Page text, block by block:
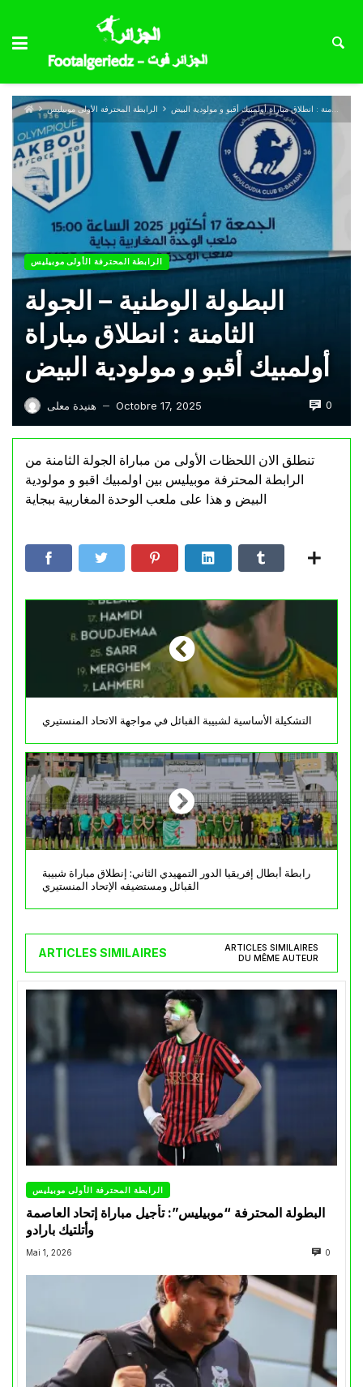
الرابطة المحترفة الأولى موبيليس البطولة الوطنية – الجولة الثامنة : انطلاق مباراة أولمبيك أقبو و مولودية البيض
الرابطة المحترفة الأولى موبيليس
البطولة الوطنية – الجولة
الثامنة : انطلاق مباراة
أولمبيك أقبو و مولودية البيض
هنيدة معلى — Octobre 17, 2025 0
تنطلق الان اللحظات الأولى من مباراة الجولة الثامنة من
الرابطة المحترفة موبيليس بين اولمبيك اقبو و مولودية
البيض و هذا على ملعب الوحدة المغاربية ببجاية
التشكيلة الأساسية لشبيبة القبائل في مواجهة الاتحاد المنستيري
رابطة أبطال إفريقيا الدور التمهيدي الثاني: إنطلاق مباراة شبيبة
القبائل ومستضيفه الإتحاد المنستيري
ARTICLES SIMILAIRES
ARTICLES SIMILAIRES
DU MÊME AUTEUR
الرابطة المحترفة الأولى موبيليس
البطولة المحترفة “موبيليس”: تأجيل مباراة إتحاد العاصمة
وأتلتيك بارادو
Mai 1, 2026 0